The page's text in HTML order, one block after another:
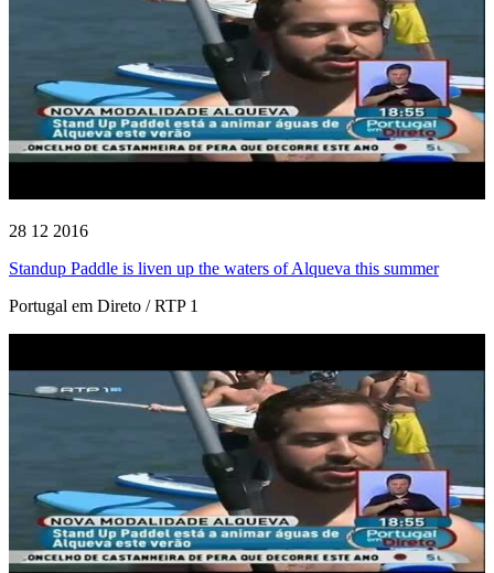
28 12 2016
Standup Paddle is liven up the waters of Alqueva this summer
Portugal em Direto / RTP 1